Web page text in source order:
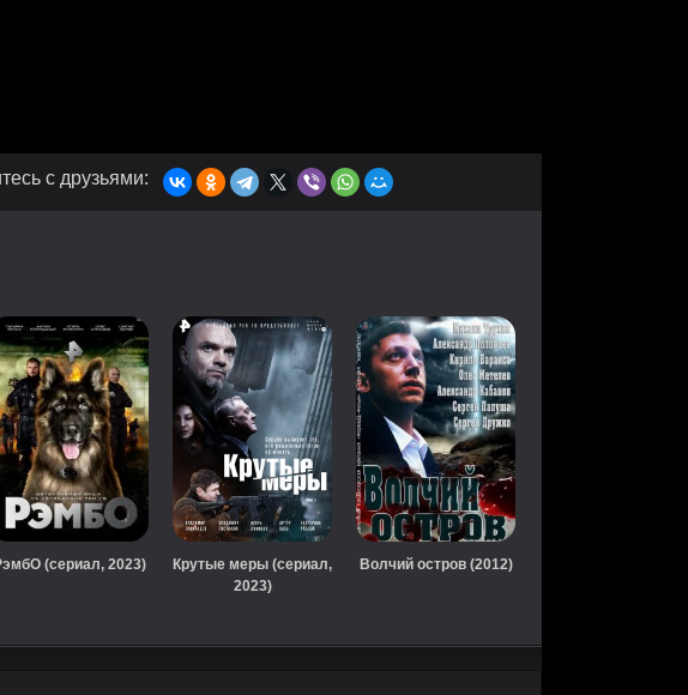
с друзьями:
(сериал, 2023)
Крутые меры (сериал,
2023)
Волчий остров (2012)